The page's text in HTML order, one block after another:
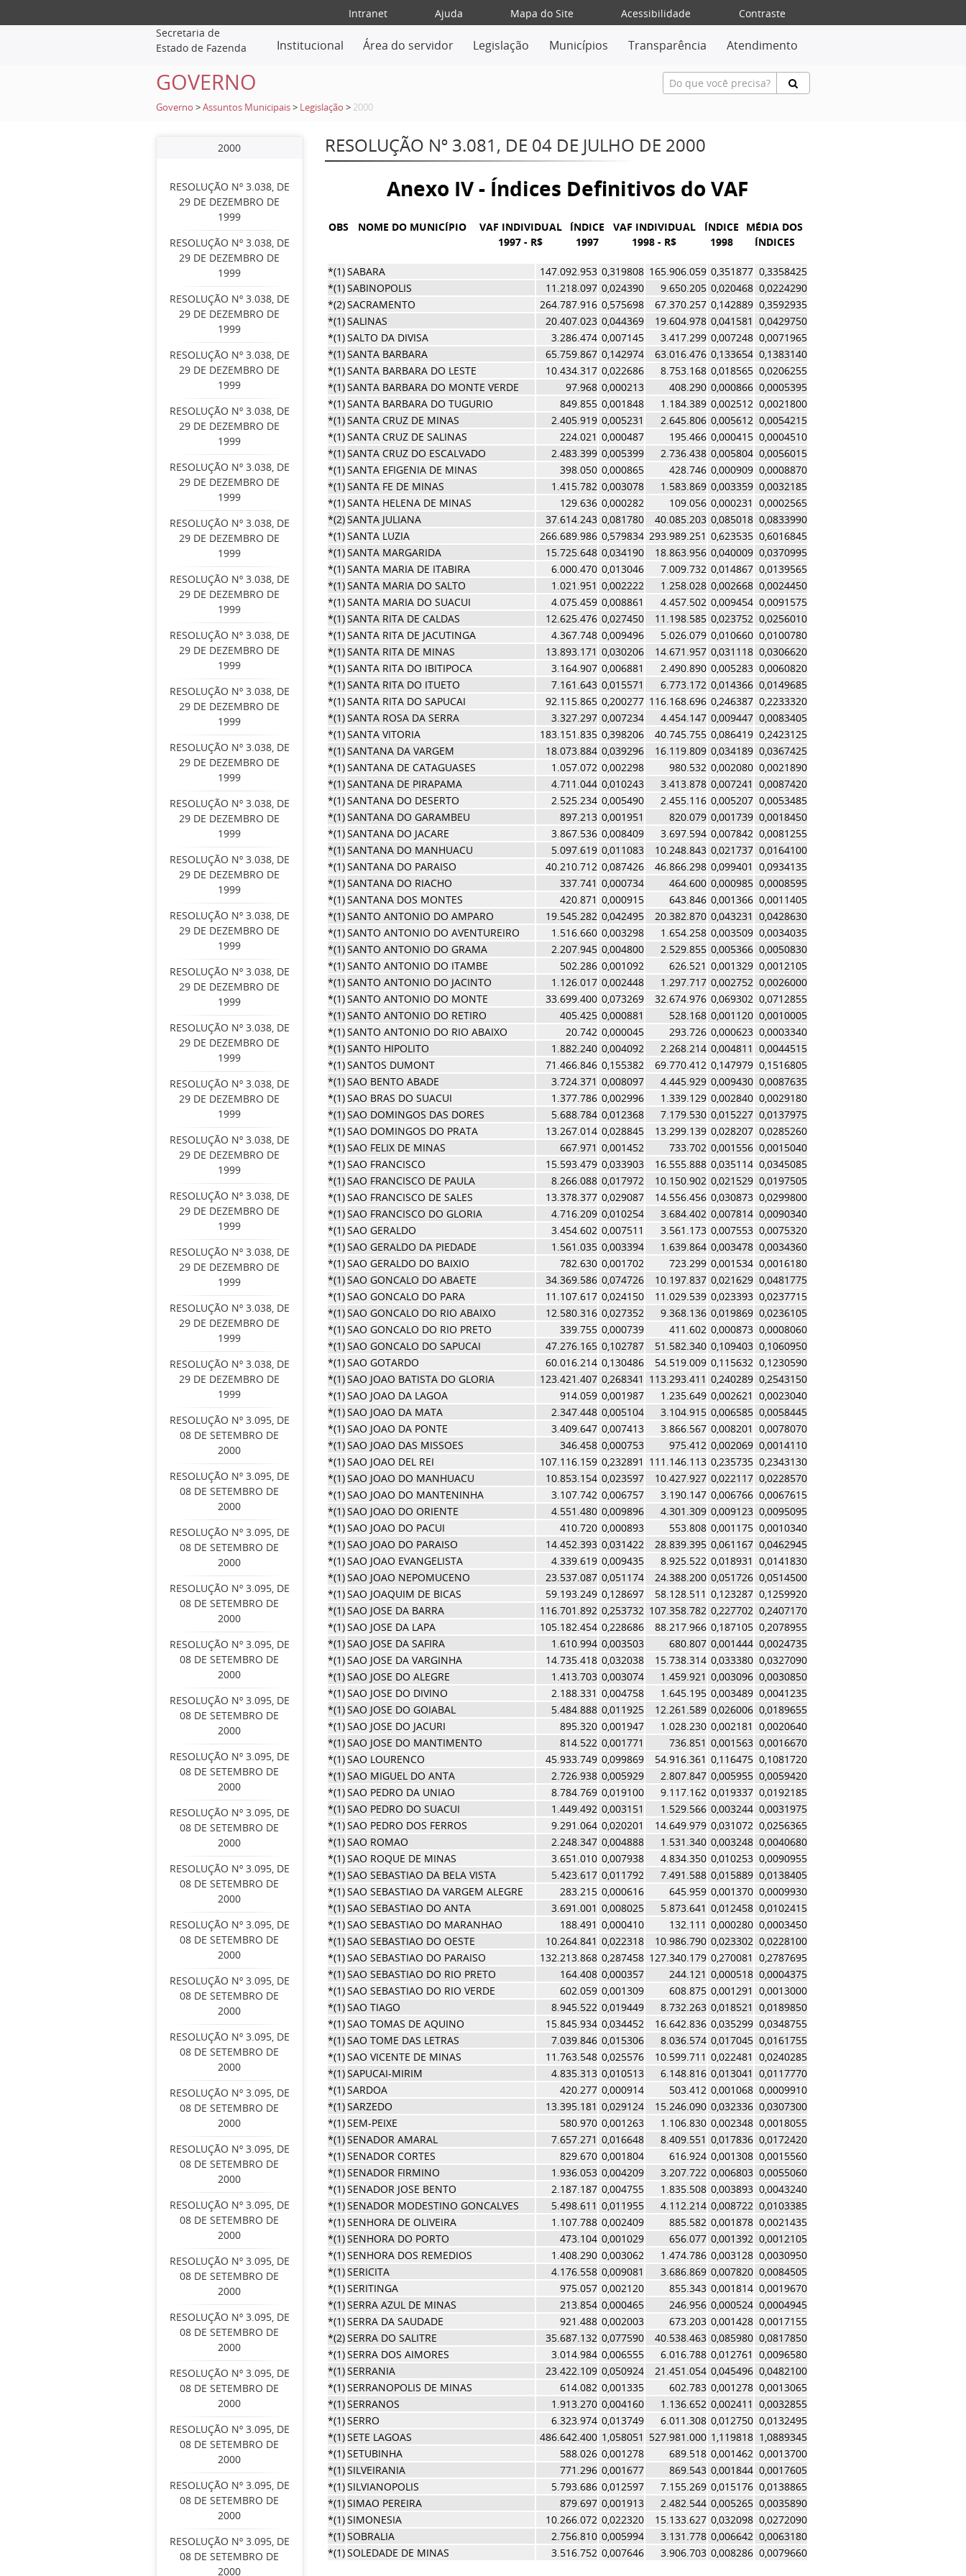
Intranet Ajuda Mapa do Site Acessibilidade
Contraste
Secretaria de
Estado de Fazenda
Institucional Área do servidor Legislação Municípios Transparência Atendimento
GOVERNO
Governo >Assuntos Municipais > Legislação > 2000
2000
RESOLUÇÃO Nº 3.038, DE
29 DE DEZEMBRO DE
1999
RESOLUÇÃO Nº 3.038, DE
29 DE DEZEMBRO DE
1999
RESOLUÇÃO Nº 3.038, DE
29 DE DEZEMBRO DE
1999
RESOLUÇÃO Nº 3.038, DE
29 DE DEZEMBRO DE
1999
RESOLUÇÃO Nº 3.038, DE
29 DE DEZEMBRO DE
1999
RESOLUÇÃO Nº 3.038, DE
29 DE DEZEMBRO DE
1999
RESOLUÇÃO Nº 3.038, DE
29 DE DEZEMBRO DE
1999
RESOLUÇÃO Nº 3.038, DE
29 DE DEZEMBRO DE
1999
RESOLUÇÃO Nº 3.038, DE
29 DE DEZEMBRO DE
1999
RESOLUÇÃO Nº 3.038, DE
29 DE DEZEMBRO DE
1999
RESOLUÇÃO Nº 3.038, DE
29 DE DEZEMBRO DE
1999
RESOLUÇÃO Nº 3.038, DE
29 DE DEZEMBRO DE
1999
RESOLUÇÃO Nº 3.038, DE
29 DE DEZEMBRO DE
1999
RESOLUÇÃO Nº 3.038, DE
29 DE DEZEMBRO DE
1999
RESOLUÇÃO Nº 3.038, DE
29 DE DEZEMBRO DE
1999
RESOLUÇÃO Nº 3.038, DE
29 DE DEZEMBRO DE
1999
RESOLUÇÃO Nº 3.038, DE
29 DE DEZEMBRO DE
1999
RESOLUÇÃO Nº 3.038, DE
29 DE DEZEMBRO DE
1999
RESOLUÇÃO Nº 3.038, DE
29 DE DEZEMBRO DE
1999
RESOLUÇÃO Nº 3.038, DE
29 DE DEZEMBRO DE
1999
RESOLUÇÃO Nº 3.038, DE
29 DE DEZEMBRO DE
1999
RESOLUÇÃO Nº 3.038, DE
29 DE DEZEMBRO DE
1999
RESOLUÇÃO Nº 3.095, DE
08 DE SETEMBRO DE
2000
RESOLUÇÃO Nº 3.095, DE
08 DE SETEMBRO DE
2000
RESOLUÇÃO Nº 3.095, DE
08 DE SETEMBRO DE
2000
RESOLUÇÃO Nº 3.095, DE
08 DE SETEMBRO DE
2000
RESOLUÇÃO Nº 3.095, DE
08 DE SETEMBRO DE
2000
RESOLUÇÃO Nº 3.095, DE
08 DE SETEMBRO DE
2000
RESOLUÇÃO Nº 3.095, DE
08 DE SETEMBRO DE
2000
RESOLUÇÃO Nº 3.095, DE
08 DE SETEMBRO DE
2000
RESOLUÇÃO Nº 3.095, DE
08 DE SETEMBRO DE
2000
RESOLUÇÃO Nº 3.095, DE
08 DE SETEMBRO DE
2000
RESOLUÇÃO Nº 3.095, DE
08 DE SETEMBRO DE
2000
RESOLUÇÃO Nº 3.095, DE
08 DE SETEMBRO DE
2000
RESOLUÇÃO Nº 3.095, DE
08 DE SETEMBRO DE
2000
RESOLUÇÃO Nº 3.095, DE
08 DE SETEMBRO DE
2000
RESOLUÇÃO Nº 3.095, DE
08 DE SETEMBRO DE
2000
RESOLUÇÃO Nº 3.095, DE
08 DE SETEMBRO DE
2000
RESOLUÇÃO Nº 3.095, DE
08 DE SETEMBRO DE
2000
RESOLUÇÃO Nº 3.095, DE
08 DE SETEMBRO DE
2000
RESOLUÇÃO Nº 3.095, DE
08 DE SETEMBRO DE
2000
RESOLUÇÃO Nº 3.095, DE
08 DE SETEMBRO DE
2000
RESOLUÇÃO Nº 3.095, DE
08 DE SETEMBRO DE
2000
RESOLUÇÃO Nº 3.081, DE 04 DE JULHO DE 2000
Anexo IV - Índices Definitivos do VAF
OBS NOME DO MUNICÍPIO
VAF INDIVIDUAL
1997 - R$
ÍNDICE
1997
VAF INDIVIDUAL
1998 - R$
ÍNDICE
1998
MÉDIA DOS
ÍNDICES
*(1)SABARA 147.092.953 0,319808 165.906.059 0,351877 0,3358425
*(1)SABINOPOLIS 11.218.097 0,024390 9.650.205 0,020468 0,0224290
*(2)SACRAMENTO 264.787.916 0,575698 67.370.257 0,142889 0,3592935
*(1)SALINAS 20.407.023 0,044369 19.604.978 0,041581 0,0429750
*(1)SALTO DA DIVISA 3.286.474 0,007145 3.417.299 0,007248 0,0071965
*(1)SANTA BARBARA 65.759.867 0,142974 63.016.476 0,133654 0,1383140
*(1)SANTA BARBARA DO LESTE 10.434.317 0,022686 8.753.168 0,018565 0,0206255
*(1)SANTA BARBARA DO MONTE VERDE 97.968 0,000213 408.290 0,000866 0,0005395
*(1)SANTA BARBARA DO TUGURIO 849.855 0,001848 1.184.389 0,002512 0,0021800
*(1)SANTA CRUZ DE MINAS 2.405.919 0,005231 2.645.806 0,005612 0,0054215
*(1)SANTA CRUZ DE SALINAS 224.021 0,000487 195.466 0,000415 0,0004510
*(1)SANTA CRUZ DO ESCALVADO 2.483.399 0,005399 2.736.438 0,005804 0,0056015
*(1)SANTA EFIGENIA DE MINAS 398.050 0,000865 428.746 0,000909 0,0008870
*(1)SANTA FE DE MINAS 1.415.782 0,003078 1.583.869 0,003359 0,0032185
*(1)SANTA HELENA DE MINAS 129.636 0,000282 109.056 0,000231 0,0002565
*(2)SANTA JULIANA 37.614.243 0,081780 40.085.203 0,085018 0,0833990
*(1)SANTA LUZIA 266.689.986 0,579834 293.989.251 0,623535 0,6016845
*(1)SANTA MARGARIDA 15.725.648 0,034190 18.863.956 0,040009 0,0370995
*(1)SANTA MARIA DE ITABIRA 6.000.470 0,013046 7.009.732 0,014867 0,0139565
*(1)SANTA MARIA DO SALTO 1.021.951 0,002222 1.258.028 0,002668 0,0024450
*(1)SANTA MARIA DO SUACUI 4.075.459 0,008861 4.457.502 0,009454 0,0091575
*(1)SANTA RITA DE CALDAS 12.625.476 0,027450 11.198.585 0,023752 0,0256010
*(1)SANTA RITA DE JACUTINGA 4.367.748 0,009496 5.026.079 0,010660 0,0100780
*(1)SANTA RITA DE MINAS 13.893.171 0,030206 14.671.957 0,031118 0,0306620
*(1)SANTA RITA DO IBITIPOCA 3.164.907 0,006881 2.490.890 0,005283 0,0060820
*(1)SANTA RITA DO ITUETO 7.161.643 0,015571 6.773.172 0,014366 0,0149685
*(1)SANTA RITA DO SAPUCAI 92.115.865 0,200277 116.168.696 0,246387 0,2233320
*(1)SANTA ROSA DA SERRA 3.327.297 0,007234 4.454.147 0,009447 0,0083405
*(1)SANTA VITORIA 183.151.835 0,398206 40.745.755 0,086419 0,2423125
*(1)SANTANA DA VARGEM 18.073.884 0,039296 16.119.809 0,034189 0,0367425
*(1)SANTANA DE CATAGUASES 1.057.072 0,002298 980.532 0,002080 0,0021890
*(1)SANTANA DE PIRAPAMA 4.711.044 0,010243 3.413.878 0,007241 0,0087420
*(1)SANTANA DO DESERTO 2.525.234 0,005490 2.455.116 0,005207 0,0053485
*(1)SANTANA DO GARAMBEU 897.213 0,001951 820.079 0,001739 0,0018450
*(1)SANTANA DO JACARE 3.867.536 0,008409 3.697.594 0,007842 0,0081255
*(1)SANTANA DO MANHUACU 5.097.619 0,011083 10.248.843 0,021737 0,0164100
*(1)SANTANA DO PARAISO 40.210.712 0,087426 46.866.298 0,099401 0,0934135
*(1)SANTANA DO RIACHO 337.741 0,000734 464.600 0,000985 0,0008595
*(1)SANTANA DOS MONTES 420.871 0,000915 643.846 0,001366 0,0011405
*(1)SANTO ANTONIO DO AMPARO 19.545.282 0,042495 20.382.870 0,043231 0,0428630
*(1)SANTO ANTONIO DO AVENTUREIRO 1.516.660 0,003298 1.654.258 0,003509 0,0034035
*(1)SANTO ANTONIO DO GRAMA 2.207.945 0,004800 2.529.855 0,005366 0,0050830
*(1)SANTO ANTONIO DO ITAMBE 502.286 0,001092 626.521 0,001329 0,0012105
*(1)SANTO ANTONIO DO JACINTO 1.126.017 0,002448 1.297.717 0,002752 0,0026000
*(1)SANTO ANTONIO DO MONTE 33.699.400 0,073269 32.674.976 0,069302 0,0712855
*(1)SANTO ANTONIO DO RETIRO 405.425 0,000881 528.168 0,001120 0,0010005
*(1)SANTO ANTONIO DO RIO ABAIXO 20.742 0,000045 293.726 0,000623 0,0003340
*(1)SANTO HIPOLITO 1.882.240 0,004092 2.268.214 0,004811 0,0044515
*(1)SANTOS DUMONT 71.466.846 0,155382 69.770.412 0,147979 0,1516805
*(1)SAO BENTO ABADE 3.724.371 0,008097 4.445.929 0,009430 0,0087635
*(1)SAO BRAS DO SUACUI 1.377.786 0,002996 1.339.129 0,002840 0,0029180
*(1)SAO DOMINGOS DAS DORES 5.688.784 0,012368 7.179.530 0,015227 0,0137975
*(1)SAO DOMINGOS DO PRATA 13.267.014 0,028845 13.299.139 0,028207 0,0285260
*(1)SAO FELIX DE MINAS 667.971 0,001452 733.702 0,001556 0,0015040
*(1)SAO FRANCISCO 15.593.479 0,033903 16.555.888 0,035114 0,0345085
*(1)SAO FRANCISCO DE PAULA 8.266.088 0,017972 10.150.902 0,021529 0,0197505
*(1)SAO FRANCISCO DE SALES 13.378.377 0,029087 14.556.456 0,030873 0,0299800
*(1)SAO FRANCISCO DO GLORIA 4.716.209 0,010254 3.684.402 0,007814 0,0090340
*(1)SAO GERALDO 3.454.602 0,007511 3.561.173 0,007553 0,0075320
*(1)SAO GERALDO DA PIEDADE 1.561.035 0,003394 1.639.864 0,003478 0,0034360
*(1)SAO GERALDO DO BAIXIO 782.630 0,001702 723.299 0,001534 0,0016180
*(1)SAO GONCALO DO ABAETE 34.369.586 0,074726 10.197.837 0,021629 0,0481775
*(1)SAO GONCALO DO PARA 11.107.617 0,024150 11.029.539 0,023393 0,0237715
*(1)SAO GONCALO DO RIO ABAIXO 12.580.316 0,027352 9.368.136 0,019869 0,0236105
*(1)SAO GONCALO DO RIO PRETO 339.755 0,000739 411.602 0,000873 0,0008060
*(1)SAO GONCALO DO SAPUCAI 47.276.165 0,102787 51.582.340 0,109403 0,1060950
*(1)SAO GOTARDO 60.016.214 0,130486 54.519.009 0,115632 0,1230590
*(1)SAO JOAO BATISTA DO GLORIA 123.421.407 0,268341 113.293.411 0,240289 0,2543150
*(1)SAO JOAO DA LAGOA 914.059 0,001987 1.235.649 0,002621 0,0023040
*(1)SAO JOAO DA MATA 2.347.448 0,005104 3.104.915 0,006585 0,0058445
*(1)SAO JOAO DA PONTE 3.409.647 0,007413 3.866.567 0,008201 0,0078070
*(1)SAO JOAO DAS MISSOES 346.458 0,000753 975.412 0,002069 0,0014110
*(1)SAO JOAO DEL REI 107.116.159 0,232891 111.146.113 0,235735 0,2343130
*(1)SAO JOAO DO MANHUACU 10.853.154 0,023597 10.427.927 0,022117 0,0228570
*(1)SAO JOAO DO MANTENINHA 3.107.742 0,006757 3.190.147 0,006766 0,0067615
*(1)SAO JOAO DO ORIENTE 4.551.480 0,009896 4.301.309 0,009123 0,0095095
*(1)SAO JOAO DO PACUI 410.720 0,000893 553.808 0,001175 0,0010340
*(1)SAO JOAO DO PARAISO 14.452.393 0,031422 28.839.395 0,061167 0,0462945
*(1)SAO JOAO EVANGELISTA 4.339.619 0,009435 8.925.522 0,018931 0,0141830
*(1)SAO JOAO NEPOMUCENO 23.537.087 0,051174 24.388.200 0,051726 0,0514500
*(1)SAO JOAQUIM DE BICAS 59.193.249 0,128697 58.128.511 0,123287 0,1259920
*(1)SAO JOSE DA BARRA 116.701.892 0,253732 107.358.782 0,227702 0,2407170
*(1)SAO JOSE DA LAPA 105.182.454 0,228686 88.217.966 0,187105 0,2078955
*(1)SAO JOSE DA SAFIRA 1.610.994 0,003503 680.807 0,001444 0,0024735
*(1)SAO JOSE DA VARGINHA 14.735.418 0,032038 15.738.314 0,033380 0,0327090
*(1)SAO JOSE DO ALEGRE 1.413.703 0,003074 1.459.921 0,003096 0,0030850
*(1)SAO JOSE DO DIVINO 2.188.331 0,004758 1.645.195 0,003489 0,0041235
*(1)SAO JOSE DO GOIABAL 5.484.888 0,011925 12.261.589 0,026006 0,0189655
*(1)SAO JOSE DO JACURI 895.320 0,001947 1.028.230 0,002181 0,0020640
*(1)SAO JOSE DO MANTIMENTO 814.522 0,001771 736.851 0,001563 0,0016670
*(1)SAO LOURENCO 45.933.749 0,099869 54.916.361 0,116475 0,1081720
*(1)SAO MIGUEL DO ANTA 2.726.938 0,005929 2.807.847 0,005955 0,0059420
*(1)SAO PEDRO DA UNIAO 8.784.769 0,019100 9.117.162 0,019337 0,0192185
*(1)SAO PEDRO DO SUACUI 1.449.492 0,003151 1.529.566 0,003244 0,0031975
*(1)SAO PEDRO DOS FERROS 9.291.064 0,020201 14.649.979 0,031072 0,0256365
*(1)SAO ROMAO 2.248.347 0,004888 1.531.340 0,003248 0,0040680
*(1)SAO ROQUE DE MINAS 3.651.010 0,007938 4.834.350 0,010253 0,0090955
*(1)SAO SEBASTIAO DA BELA VISTA 5.423.617 0,011792 7.491.588 0,015889 0,0138405
*(1)SAO SEBASTIAO DA VARGEM ALEGRE 283.215 0,000616 645.959 0,001370 0,0009930
*(1)SAO SEBASTIAO DO ANTA 3.691.001 0,008025 5.873.641 0,012458 0,0102415
*(1)SAO SEBASTIAO DO MARANHAO 188.491 0,000410 132.111 0,000280 0,0003450
*(1)SAO SEBASTIAO DO OESTE 10.264.841 0,022318 10.986.790 0,023302 0,0228100
*(1)SAO SEBASTIAO DO PARAISO 132.213.868 0,287458 127.340.179 0,270081 0,2787695
*(1)SAO SEBASTIAO DO RIO PRETO 164.408 0,000357 244.121 0,000518 0,0004375
*(1)SAO SEBASTIAO DO RIO VERDE 602.059 0,001309 608.875 0,001291 0,0013000
*(1)SAO TIAGO 8.945.522 0,019449 8.732.263 0,018521 0,0189850
*(1)SAO TOMAS DE AQUINO 15.845.934 0,034452 16.642.836 0,035299 0,0348755
*(1)SAO TOME DAS LETRAS 7.039.846 0,015306 8.036.574 0,017045 0,0161755
*(1)SAO VICENTE DE MINAS 11.763.548 0,025576 10.599.711 0,022481 0,0240285
*(1)SAPUCAI-MIRIM 4.835.313 0,010513 6.148.816 0,013041 0,0117770
*(1)SARDOA 420.277 0,000914 503.412 0,001068 0,0009910
*(1)SARZEDO 13.395.181 0,029124 15.246.090 0,032336 0,0307300
*(1)SEM-PEIXE 580.970 0,001263 1.106.830 0,002348 0,0018055
*(1)SENADOR AMARAL 7.657.271 0,016648 8.409.551 0,017836 0,0172420
*(1)SENADOR CORTES 829.670 0,001804 616.924 0,001308 0,0015560
*(1)SENADOR FIRMINO 1.936.053 0,004209 3.207.722 0,006803 0,0055060
*(1)SENADOR JOSE BENTO 2.187.187 0,004755 1.835.508 0,003893 0,0043240
*(1)SENADOR MODESTINO GONCALVES 5.498.611 0,011955 4.112.214 0,008722 0,0103385
*(1)SENHORA DE OLIVEIRA 1.107.788 0,002409 885.582 0,001878 0,0021435
*(1)SENHORA DO PORTO 473.104 0,001029 656.077 0,001392 0,0012105
*(1)SENHORA DOS REMEDIOS 1.408.290 0,003062 1.474.786 0,003128 0,0030950
*(1)SERICITA 4.176.558 0,009081 3.686.869 0,007820 0,0084505
*(1)SERITINGA 975.057 0,002120 855.343 0,001814 0,0019670
*(1)SERRA AZUL DE MINAS 213.854 0,000465 246.956 0,000524 0,0004945
*(1)SERRA DA SAUDADE 921.488 0,002003 673.203 0,001428 0,0017155
*(2)SERRA DO SALITRE 35.687.132 0,077590 40.538.463 0,085980 0,0817850
*(1)SERRA DOS AIMORES 3.014.984 0,006555 6.016.788 0,012761 0,0096580
*(1)SERRANIA 23.422.109 0,050924 21.451.054 0,045496 0,0482100
*(1)SERRANOPOLIS DE MINAS 614.082 0,001335 602.783 0,001278 0,0013065
*(1)SERRANOS 1.913.270 0,004160 1.136.652 0,002411 0,0032855
*(1)SERRO 6.323.974 0,013749 6.011.308 0,012750 0,0132495
*(1)SETE LAGOAS 486.642.400 1,058051 527.981.000 1,119818 1,0889345
*(1)SETUBINHA 588.026 0,001278 689.518 0,001462 0,0013700
*(1)SILVEIRANIA 771.296 0,001677 869.543 0,001844 0,0017605
*(1)SILVIANOPOLIS 5.793.686 0,012597 7.155.269 0,015176 0,0138865
*(1)SIMAO PEREIRA 879.697 0,001913 2.482.544 0,005265 0,0035890
*(1)SIMONESIA 10.266.072 0,022320 15.133.627 0,032098 0,0272090
*(1)SOBRALIA 2.756.810 0,005994 3.131.778 0,006642 0,0063180
*(1)SOLEDADE DE MINAS 3.516.752 0,007646 3.906.703 0,008286 0,0079660